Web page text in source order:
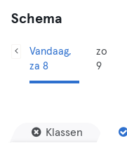
Schema
Vandaag,
za 8
zo
9
Klassen